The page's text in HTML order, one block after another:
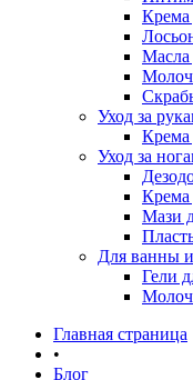
Крема
Масла
Уход за
Крема
Уход за
Крема
Мази
Для ванны
Гели
Главная страница
•
Блог